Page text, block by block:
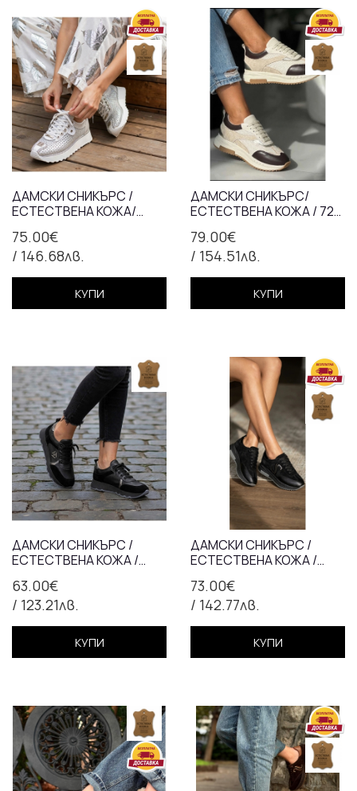
75.00€
/ 146.68лв.
ДАМСКИ СНИКЪРС /
ЕСТЕСТВЕНА КОЖА/
СТЕЛКА/767/СРЕБРО
КУПИ
79.00€
/ 154.51лв.
ДАМСКИ СНИКЪРС/
ЕСТЕСТВЕНА КОЖА / 721-
КУПИ
63.00€
/ 123.21лв.
ДАМСКИ СНИКЪРС /
ЕСТЕСТВЕНА КОЖА /
ЧЕРНО / 71310
КУПИ
73.00€
/ 142.77лв.
ДАМСКИ СНИКЪРС /
ЕСТЕСТВЕНА КОЖА /
ЧЕРНО / 71832
КУПИ